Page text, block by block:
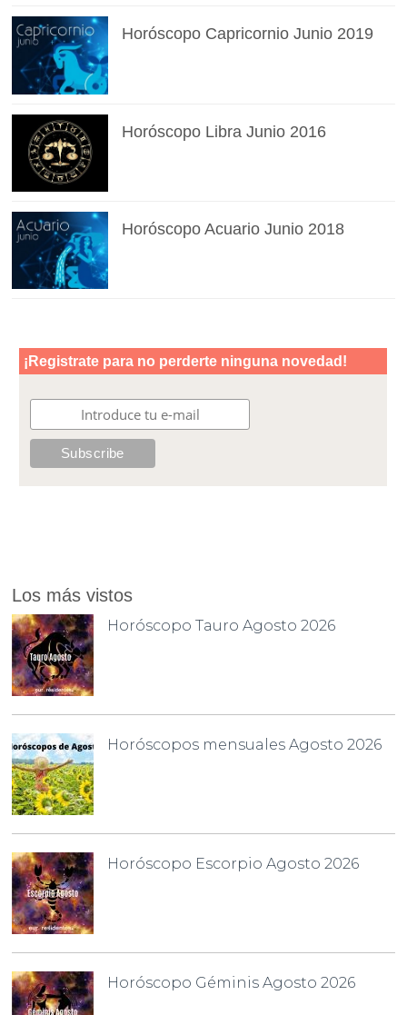
Horóscopo Capricornio Junio 2019
Horóscopo Libra Junio 2016
Horóscopo Acuario Junio 2018
Los más vistos
Horóscopo Tauro Agosto 2026
Horóscopos mensuales Agosto 2026
Horóscopo Escorpio Agosto 2026
Horóscopo Géminis Agosto 2026